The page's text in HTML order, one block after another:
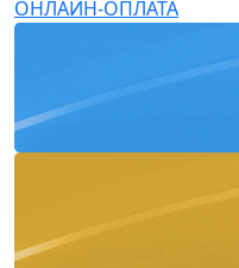
ОНЛАЙН-ОПЛАТА